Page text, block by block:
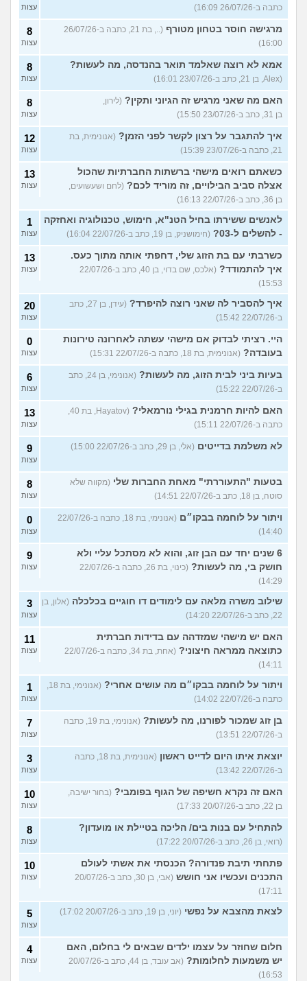
כתבה ב-26/07/26 16:09)
עצות
מרגישה חוסר בטחון מטורף
(.., בת 21, כתבה ב-26/07/26
16:00)
8
עצות
אמא לא רוצה שאלמד תואר בהנדסה, מה לעשות?
(Alex, בן 21, כתב ב-23/07/26 16:01)
8
עצות
האם מה שאני מרגיש זה הגיוני ותקין? (לירון,
בן 31, כתב ב-23/07/26 15:50)
8
עצות
איך להתגבר על רצון לקשר לפני הזמן? (אנונימית, בת
21, כתבה ב-23/07/26 15:39)
12
עצות
כשאתם רואים מישהי ברשתות החברתיות שהכול
אצלה סביב הבילויים, זה מוריד לכם? (לחם ושעשועים,
בן 36, כתב ב-22/07/26 16:13)
13
עצות
לאנשים ששירתו בחיל הטנ"א, חימוש, טכנולוגיה ואחזקה
- להשלים ל-03?
(חימושניק, בן 19, כתב ב-22/07/26 16:04)
1
עצות
כשרבתי עם בת הזוג שלי, דחפתי אותה מתוך כעס.
איך להתמודד?
(אלכס, שם בדוי, בן 40, כתב ב-22/07/26
15:53)
13
עצות
איך להסביר לה שאני רוצה להיפרד?
(עידן, בן 27, כתב
ב-22/07/26 15:42)
20
עצות
היי. רציתי לבדוק אם מישהי עשתה לאחרונה טירונות
בעובדה? (אנונימית, בת 18, כתבה ב-22/07/26 15:31)
0
עצות
בעיות ביני לבית הזוג, מה לעשות?
(אנונימי, בן 24, כתב
ב-22/07/26 15:22)
6
עצות
האם להיות חרמנית בגילי נורמאלי?
(Hayatov, בת 40,
כתבה ב-22/07/26 15:11)
13
עצות
לא משלמת בדייטים (אלי, בן 29, כתב ב-22/07/26 15:00) 9
עצות
בטעות "התעוררתי" מאחת החברות שלי (מקווה שלא
סוטה, בן 18, כתב ב-22/07/26 14:51)
8
עצות
ויתור על לוחמה בבקו״ם
(אנונימי, בת 18, כתבה ב-22/07/26
14:40)
0
עצות
6 שנים יחד עם הבן זוג, והוא לא מסתכל עליי ולא
חושק בי, מה לעשות?
(כינוי, בת 26, כתבה ב-22/07/26
14:29)
9
עצות
שילוב משרה מלאה עם לימודים דו חוגיים בכלכלה (אלון, בן
22, כתב ב-22/07/26 14:20)
3
עצות
האם יש מישהי שמזדהה עם בדידות חברתית
כתוצאה ממראה חיצוני?
(אחת, בת 34, כתבה ב-22/07/26
14:11)
11
עצות
ויתור על לוחמה בבקו״ם מה עושים אחרי?
(אנונימי, בת 18,
כתבה ב-22/07/26 14:02)
1
עצות
בן זוג שמכור לפורנו, מה לעשות?
(אנונימי, בת 19, כתבה
ב-22/07/26 13:51)
7
עצות
יוצאת איתו היום לדייט ראשון
(אנונימית, בת 18, כתבה
ב-22/07/26 13:42)
3
עצות
האם זה נקרא חשיפה של הגוף בפומבי? (בחור ישיבה,
בן 22, כתב ב-20/07/26 17:33)
10
עצות
להתחיל עם בנות בים/ הליכה בטיילת או מועדון?
(רואי, בן 26, כתב ב-20/07/26 17:22)
8
עצות
פתחתי תיבת פנדורה? הכנסתי את אשתי לעולם
התכנים ועכשיו אני חושש
(אבי, בן 30, כתב ב-20/07/26
17:11)
10
עצות
לצאת מהצבא על נפשי (יוני, בן 19, כתב ב-20/07/26 17:02) 5
עצות
חלום שחוזר על עצמו ילדים שבאים לי בחלום, האם
יש משמעות לחלומות?
(אב עובד, בן 44, כתב ב-20/07/26
16:53)
4
עצות